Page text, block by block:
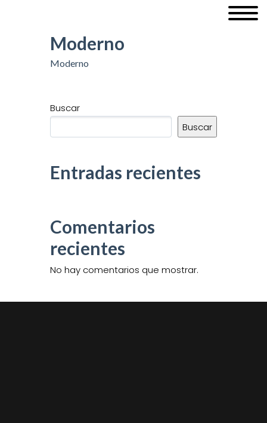
Moderno
Moderno
Buscar
Buscar
Entradas recientes
Comentarios
recientes
No hay comentarios que mostrar.